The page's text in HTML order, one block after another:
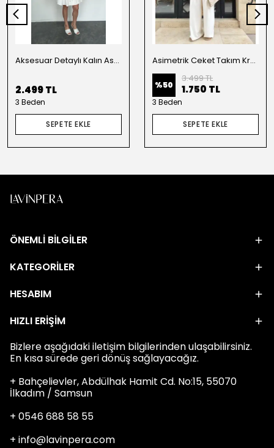
Aksesuar Detaylı Kalın Askılı Elbise Beyaz
2.499 TL
3 Beden
SEPETE EKLE
Asimetrik Ceket Takım Krem
%50
3.499 TL
1.750 TL
3 Beden
SEPETE EKLE
ÖNEMLİ BİLGİLER
KATEGORİLER
HESABIM
HIZLI ERİŞİM
Bizlere aşağıdaki iletişim bilgilerinden ulaşabilirsiniz.
En kısa sürede geri dönüş sağlayacağız.
+ Bahçelievler, Abdülhak Hamit Cd. No:15, 55070
İlkadım / Samsun
+ 0546 688 58 55
+ info@lavinpera.com